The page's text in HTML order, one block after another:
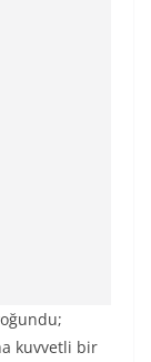
kuvvetli bir